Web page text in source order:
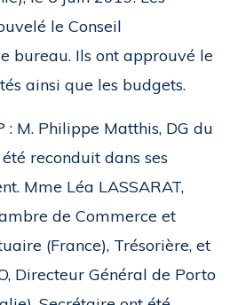
le Conseil
bureau. Ils ont approuvé le
ainsi que les budgets.
: M. Philippe Matthis, DG du
reconduit dans ses
Mme Léa LASSARAT,
de Commerce et
(France), Trésorière, et
Directeur Général de Porto